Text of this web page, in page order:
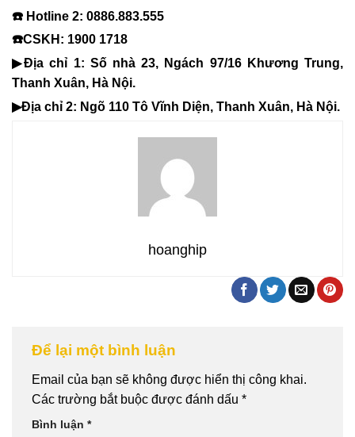
☎️ Hotline 2: 0886.883.555
☎️CSKH: 1900 1718
▶Địa chỉ 1: Số nhà 23, Ngách 97/16 Khương Trung,
Thanh Xuân, Hà Nội.
▶Địa chỉ 2: Ngõ 110 Tô Vĩnh Diện, Thanh Xuân, Hà Nội.
hoanghip
Để lại một bình luận
Email của bạn sẽ không được hiển thị công khai.
Các trường bắt buộc được đánh dấu *
Bình luận *